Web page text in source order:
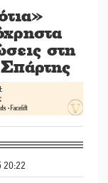
στη
20:22